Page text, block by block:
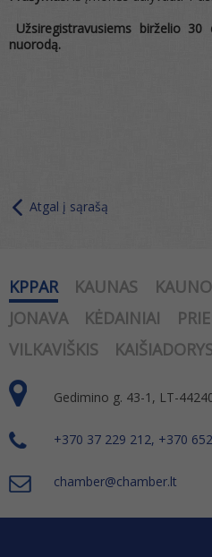
Užsiregistravusiems birželio
nuorodą.
Atgal į sąrašą
KPPAR KAUNAS
JONAVA
KĖDAINIAI
VILKAVIŠKIS
KAIŠIADORYS
Gedimino g. 43-1, LT-
+370 37 229 212, +370
chamber@chamber.lt